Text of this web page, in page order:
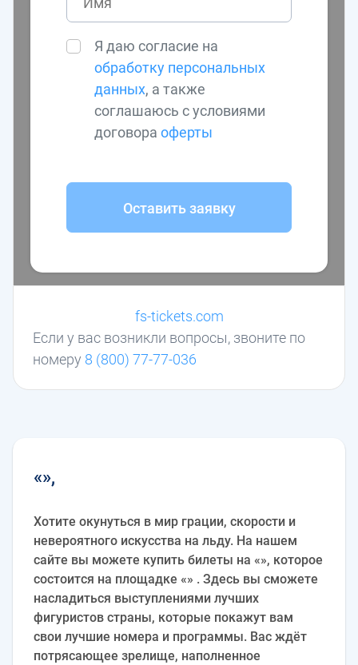
Я даю согласие на
обработку персональных
данных, а также
соглашаюсь с условиями
договораоферты
Оставить заявку
Если у вас возникли вопросы, звоните по
номеру 8 (800) 77-77-036
fs-tickets.com
«»,
Хотите окунуться в мир грации, скорости и
невероятного искусства на льду. На нашем
сайте вы можете купить билеты на «», которое
состоится на площадке «» . Здесь вы сможете
насладиться выступлениями лучших
фигуристов страны, которые покажут вам
свои лучшие номера и программы. Вас ждёт
потрясающее зрелище, наполненное